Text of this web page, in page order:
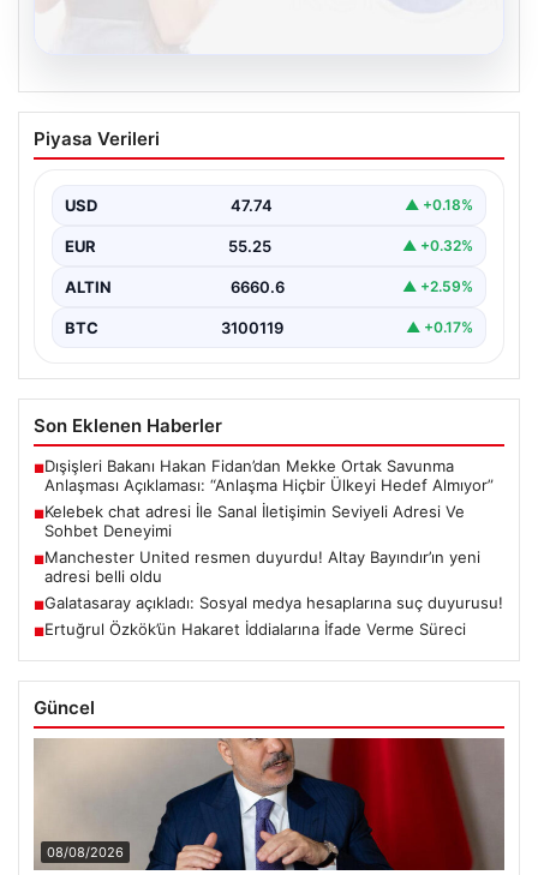
Kelebek chat adresi İle Sanal İletişimin
Seviyeli Adresi Ve Sohbet Deneyimi
kurması ciddi bir değer barındırmaktadır. Günümüzde
birçok…
Piyasa Verileri
USD 47.74 ▲ +0.18%
EUR 55.25 ▲ +0.32%
ALTIN 6660.6 ▲ +2.59%
BTC 3100119 ▲ +0.17%
Son Eklenen Haberler
■Dışişleri Bakanı Hakan Fidan’dan Mekke Ortak Savunma
Anlaşması Açıklaması: “Anlaşma Hiçbir Ülkeyi Hedef Almıyor”
■Kelebek chat adresi İle Sanal İletişimin Seviyeli Adresi Ve
Sohbet Deneyimi
■Manchester United resmen duyurdu! Altay Bayındır’ın yeni
adresi belli oldu
■Galatasaray açıkladı: Sosyal medya hesaplarına suç duyurusu!
■Ertuğrul Özkök’ün Hakaret İddialarına İfade Verme Süreci
Güncel
08/08/2026